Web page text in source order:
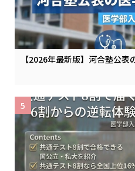
【2026年最新版】河合塾公表
5